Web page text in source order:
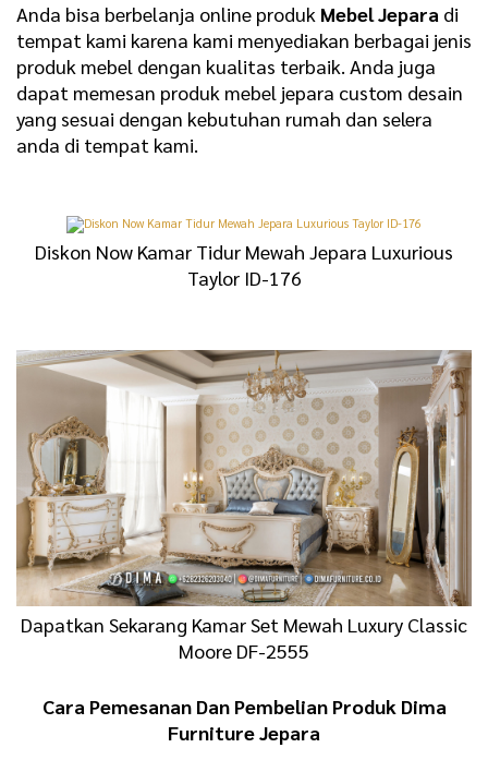
Anda bisa berbelanja online produk Mebel Jepara di
tempat kami karena kami menyediakan berbagai jenis
produk mebel dengan kualitas terbaik. Anda juga
dapat memesan produk mebel jepara custom desain
yang sesuai dengan kebutuhan rumah dan selera
anda di tempat kami.
Diskon Now Kamar Tidur Mewah Jepara Luxurious
Taylor ID-176
Dapatkan Sekarang Kamar Set Mewah Luxury Classic
Moore DF-2555
Cara Pemesanan Dan Pembelian Produk Dima
Furniture Jepara